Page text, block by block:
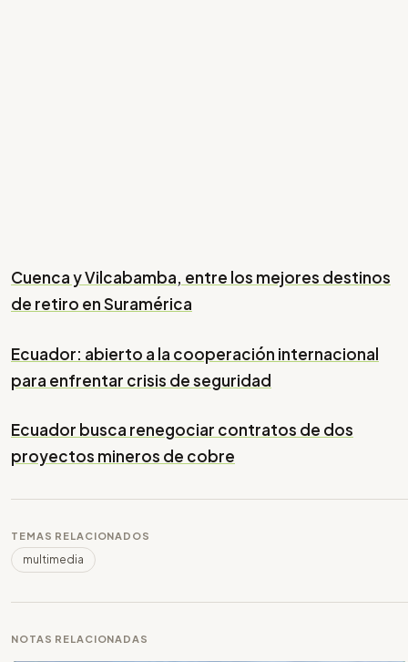
Cuenca y Vilcabamba, entre los mejores destinos
de retiro en Suramérica
Ecuador: abierto a la cooperación internacional
para enfrentar crisis de seguridad
Ecuador busca renegociar contratos de dos
proyectos mineros de cobre
TEMAS RELACIONADOS
multimedia
NOTAS RELACIONADAS